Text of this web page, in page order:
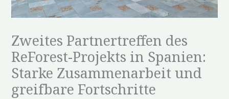
Zweites Partnertreffen des
ReForest-Projekts in Spanien:
Starke Zusammenarbeit und
greifbare Fortschritte